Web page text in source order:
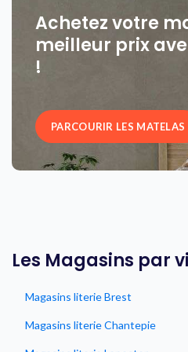
Achetez votre
meilleur prix
!
PARCOURIR LES MATELAS
Les Magasins par
Magasins literie Brest
Magasins literie Chantepie